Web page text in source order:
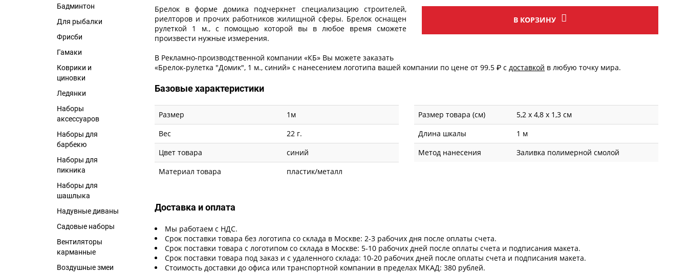
Бадминтон
Для рыбалки
Фрисби
Гамаки
Коврики и
циновки
Ледянки
Наборы
аксессуаров
Наборы для
барбекю
Наборы для
пикника
Наборы для
шашлыка
Надувные диваны
Садовые наборы
Вентиляторы
карманные
Воздушные змеи
В КОРЗИНУ
Брелок в форме домика подчеркнет специализацию строителей,
риелторов и прочих работников жилищной сферы. Брелок оснащен
рулеткой 1 м., с помощью которой вы в любое время сможете
произвести нужные измерения.
В Рекламно-производственной компании «КБ» Вы можете заказать
«Брелок-рулетка "Домик", 1 м., синий» с нанесением логотипа вашей компании по цене от 99.5 ₽ с доставкой в любую точку мира.
Базовые характеристики
Размер
1м
Вес
22 г.
Цвет товара
синий
Материал товара
пластик/металл
Размер товара (см)
5,2 х 4,8 х 1,3 см
Длина шкалы
1 м
Метод нанесения
Заливка полимерной смолой
Доставка и оплата
Мы работаем с НДС.
Срок поставки товара без логотипа со склада в Москве: 2-3 рабочих дня после оплаты счета.
Срок поставки товара с логотипом со склада в Москве: 5-10 рабочих дней после оплаты счета и подписания макета.
Срок поставки товара под заказ и с удаленного склада: 10-20 рабочих дней после оплаты счета и подписания макета.
Стоимость доставки до офиса или транспортной компании в пределах МКАД: 380 рублей.